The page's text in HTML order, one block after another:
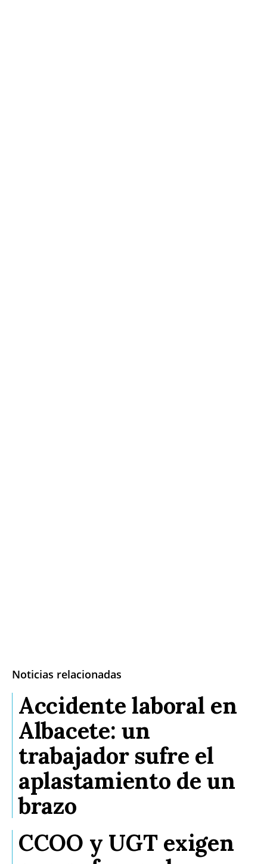
Noticias relacionadas
Accidente laboral en
Albacete: un
trabajador sufre el
aplastamiento de un
brazo
CCOO y UGT exigen